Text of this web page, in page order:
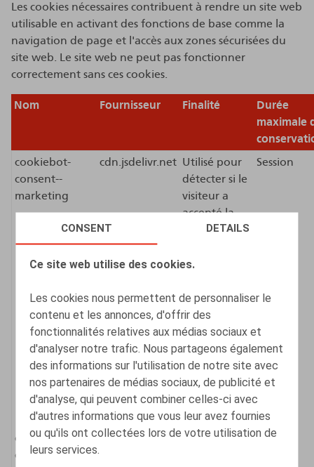
CONSENT DETAILS
Ce site web utilise des cookies.
Les cookies nous permettent de personnaliser le
contenu et les annonces, d'offrir des
fonctionnalités relatives aux médias sociaux et
d'analyser notre trafic. Nous partageons également
des informations sur l'utilisation de notre site avec
nos partenaires de médias sociaux, de publicité et
d'analyse, qui peuvent combiner celles-ci avec
d'autres informations que vous leur avez fournies
ou qu'ils ont collectées lors de votre utilisation de
leurs services.
Les cookies nécessaires contribuent à rendre un site web
utilisable en activant des fonctions de base comme la
navigation de page et l'accès aux zones sécurisées du
site web. Le site web ne peut pas fonctionner
correctement sans ces cookies.
Nom Fournisseur Finalité
Durée
maximale
cookiebot-
consent--
marketing
cdn.jsdelivr.net Utilisé pour
détecter si le
visiteur a
accepté la
catégorie
dans la
cookie. Ce
cookie est
nécessaire
pour la
conformité
du site Web
avec le
RGPD.
Session
cookiebot-
consent--
cdn.jsdelivr.net
Utilisé pour
Session